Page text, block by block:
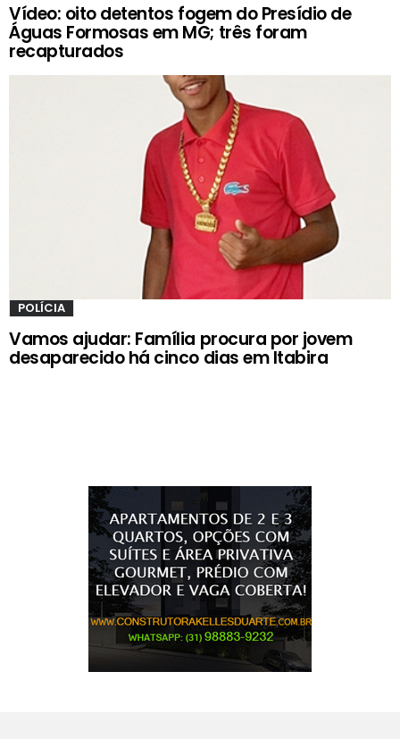
Vídeo: oito detentos fogem do Presídio de
Águas Formosas em MG; três foram
recapturados
POLÍCIA
Vamos ajudar: Família procura por jovem
desaparecido há cinco dias em Itabira